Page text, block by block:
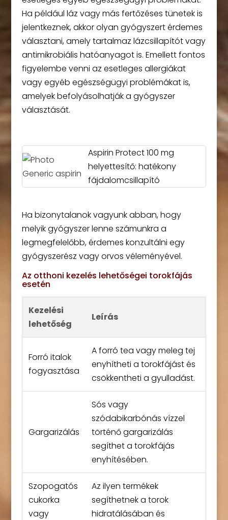
Ha például láz vagy más fertőzéses tünetek is
jelentkeznek, akkor olyan gyógyszert érdemes
választani, amely tartalmaz lázcsillapítót vagy
antimikrobiális hatóanyagot is. Emellett fontos
figyelembe venni az esetleges allergiákat
vagy egyéb egészségügyi problémákat is,
amelyek befolyásolhatják a gyógyszer
választását.
Aspirin Protect 100 mg
helyettesítő: hatékony
fájdalomcsillapító
Ha bizonytalanok vagyunk abban, hogy
melyik gyógyszer lenne számunkra a
legmegfelelőbb, érdemes konzultálni egy
gyógyszerész vagy orvos véleményével.
Az otthoni kezelés lehetőségei torokfájás
esetén
Kezelési
lehetőség
Leírás
Forró italok
fogyasztása
A forró tea vagy meleg tej
enyhítheti a torokfájást és
csökkentheti a gyulladást.
Gargarizálás
Sós vagy
szódabikarbónás vízzel
történő gargarizálás
segíthet a torokfájás
enyhítésében.
Szopogatós
cukorka
vagy
Az ilyen termékek
segíthetnek a torok
hidratálásában és